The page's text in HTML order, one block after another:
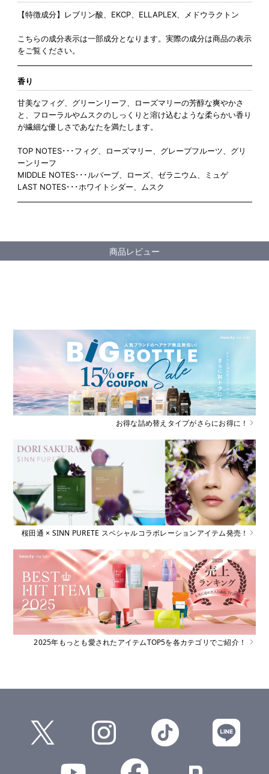
【特徴成分】レブリン酸、EKCP、ELLAPLEX、メドウラクトン
こちらの成分表示は一部成分となります。実際の成分は商品の表示
をご覧ください。
香り
甘美なフィグ、グリーンリーフ、ローズマリーの芳醇な爽やかさ
と、フローラルやムスクのしっくりと溶け込むような柔らかい香り
が繊細な優しさであなたを満たします。
TOP NOTES･･･フィグ、ローズマリー、グレープフルーツ、グリ
ーンリーフ
MIDDLE NOTES･･･ルバーブ、ローズ、ゼラニウム、ミュゲ
LAST NOTES･･･ホワイトシダー、ムスク
商品レビュー
お得な詰め替えタイプがさらにお得に！
桜田通 × SINN PURETE スペシャルコラボレーションアイテム発売！
2025年もっとも愛されたアイテムTOP5を各カテゴリでご紹介！